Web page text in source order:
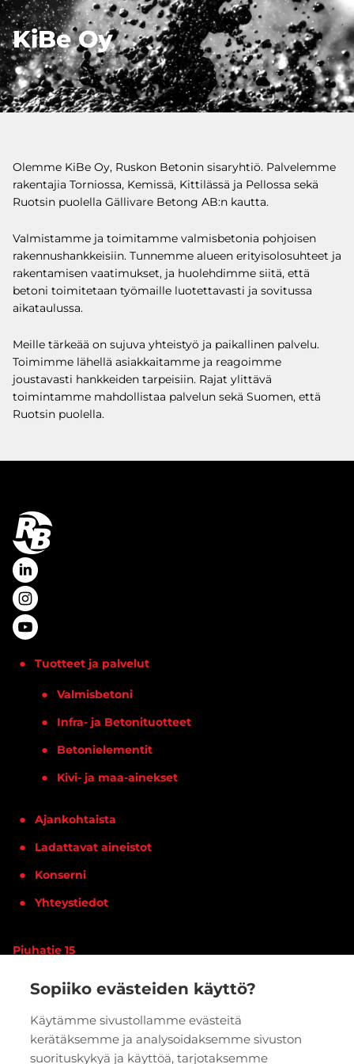
Sopiiko evästeiden käyttö?
Käytämme sivustollamme evästeitä
kerätäksemme ja analysoidaksemme sivuston
suorituskykyä ja käyttöä, tarjotaksemme
KiBe Oy
Olemme KiBe Oy, Ruskon Betonin sisaryhtiö. Palvelemme
rakentajia Torniossa, Kemissä, Kittilässä ja Pellossa sekä
Ruotsin puolella Gällivare Betong AB:n kautta.
Valmistamme ja toimitamme valmisbetonia pohjoisen
rakennushankkeisiin. Tunnemme alueen erityisolosuhteet ja
rakentamisen vaatimukset, ja huolehdimme siitä, että
betoni toimitetaan työmaille luotettavasti ja sovitussa
aikataulussa.
Meille tärkeää on sujuva yhteistyö ja paikallinen palvelu.
Toimimme lähellä asiakkaitamme ja reagoimme
joustavasti hankkeiden tarpeisiin. Rajat ylittävä
toimintamme mahdollistaa palvelun sekä Suomen, että
Ruotsin puolella.
Tuotteet ja palvelut
Valmisbetoni
Infra- ja Betonituotteet
Betonielementit
Kivi- ja maa-ainekset
Ajankohtaista
Ladattavat aineistot
Konserni
Yhteystiedot
Piuhatie 15
PYYDÄ TARJOUS VERKKOKAUPPA